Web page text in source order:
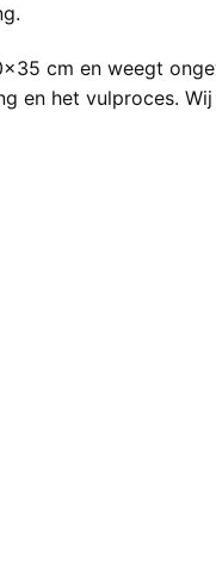
cm en weegt
en het vulproces.